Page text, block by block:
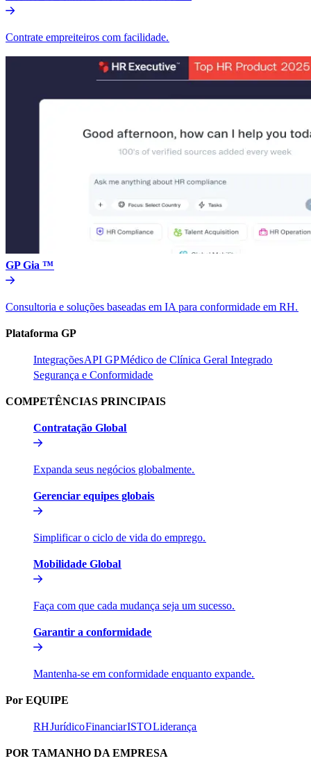
Contrate empreiteiros com facilidade.​​
GP Gia ™​​
Consultoria e soluções baseadas em IA para conformidade em RH.​​
Plataforma GP​​
Integrações​​API GP​​Médico de Clínica Geral Integrado​​
Segurança e Conformidade​​
COMPETÊNCIAS PRINCIPAIS​​
Contratação Global​​
Expanda seus negócios globalmente.​​
Gerenciar equipes globais​​
Simplificar o ciclo de vida do emprego.​​
Mobilidade Global​​
Faça com que cada mudança seja um sucesso.​​
Garantir a conformidade​​
Mantenha-se em conformidade enquanto expande.​​
Por EQUIPE​​
RH​​Jurídico​​Financiar​​ISTO​​Liderança​​
POR TAMANHO DA EMPRESA​​